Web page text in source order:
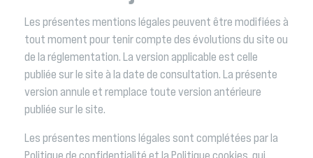
Les présentes mentions légales peuvent être modifiées à
tout moment pour tenir compte des évolutions du site ou
de la réglementation. La version applicable est celle
publiée sur le site à la date de consultation. La présente
version annule et remplace toute version antérieure
publiée sur le site.
Les présentes mentions légales sont complétées par la